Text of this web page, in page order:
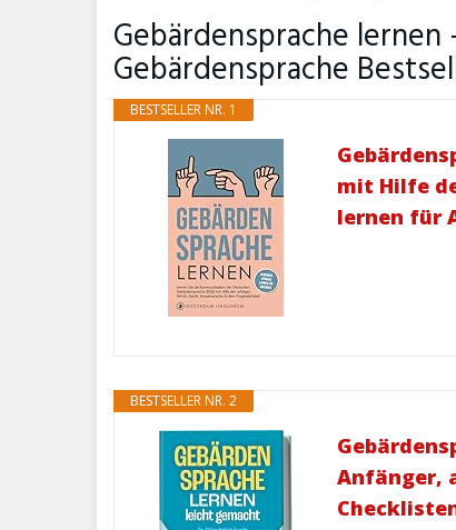
Gebärdensprache
Gebärdensprache
BESTSELLER NR. 1
mit Hilfe
lernen für
BESTSELLER NR. 2
Anfänger,